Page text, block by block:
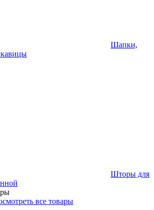
Шапки,
Шторы для
все товары